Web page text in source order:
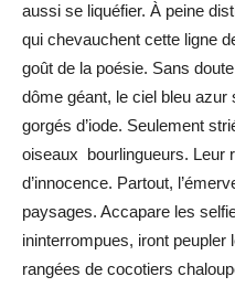
aussi se liquéfier. À peine
qui chevauchent cette ligne
goût de la poésie. Sans
dôme géant, le ciel bleu azur
gorgés d’iode. Seulement
oiseaux bourlingueurs. Leur
d’innocence. Partout,
paysages. Accapare les
ininterrompues, iront
rangées de cocotiers